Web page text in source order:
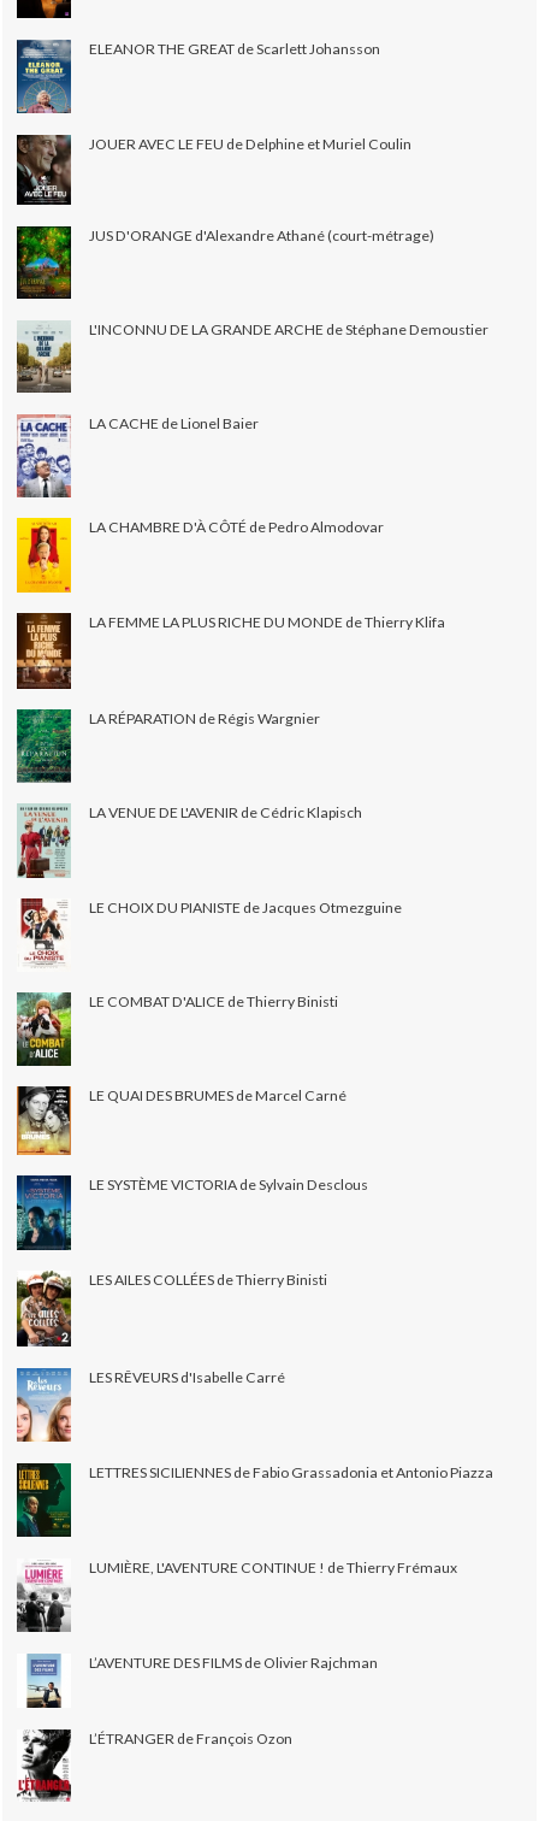
ELEANOR THE GREAT de Scarlett Johansson
JOUER AVEC LE FEU de Delphine et Muriel Coulin
JUS D'ORANGE d'Alexandre Athané (court-métrage)
L'INCONNU DE LA GRANDE ARCHE de Stéphane Demoustier
LA CACHE de Lionel Baier
LA CHAMBRE D'À CÔTÉ de Pedro Almodovar
LA FEMME LA PLUS RICHE DU MONDE de Thierry Klifa
LA RÉPARATION de Régis Wargnier
LA VENUE DE L'AVENIR de Cédric Klapisch
LE CHOIX DU PIANISTE de Jacques Otmezguine
LE COMBAT D'ALICE de Thierry Binisti
LE QUAI DES BRUMES de Marcel Carné
LE SYSTÈME VICTORIA de Sylvain Desclous
LES AILES COLLÉES de Thierry Binisti
LES RÊVEURS d'Isabelle Carré
LETTRES SICILIENNES de Fabio Grassadonia et Antonio Piazza
LUMIÈRE, L'AVENTURE CONTINUE ! de Thierry Frémaux
L’AVENTURE DES FILMS de Olivier Rajchman
L’ÉTRANGER de François Ozon